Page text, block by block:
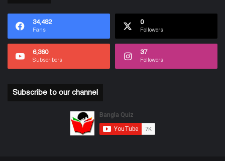
34,482
Fans
0
Followers
6,360
Subscribers
37
Followers
Subscribe to our channel